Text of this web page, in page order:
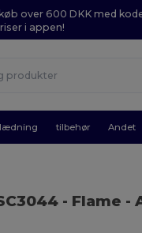
over 600 DKK med
i appen!
tilbehør Andet
- Flame -